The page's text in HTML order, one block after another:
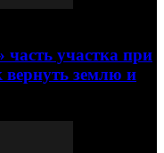
часть участка при
землю и